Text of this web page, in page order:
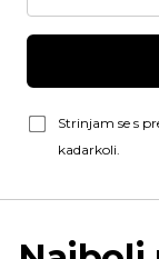
Strinjam se s
kadarkoli.